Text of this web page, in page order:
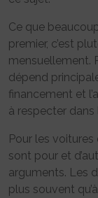
Ce que
premier, c’est
mensuellement.
dépend
financement et
à respecter dans
Pour les
sont pour et
arguments. Les
plus souvent